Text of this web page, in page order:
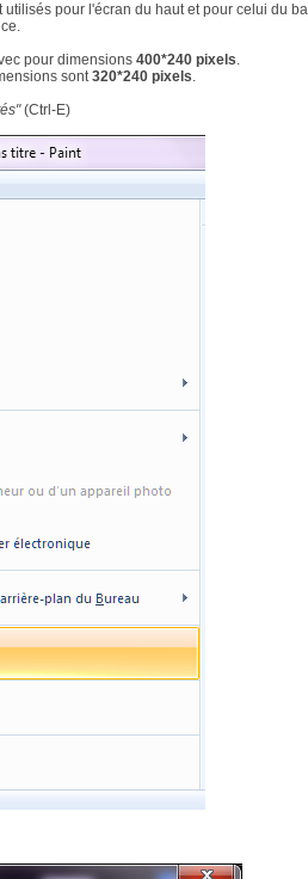
pour l'écran du haut et pour celui du
pour dimensions 400*240 pixels.
sont320*240 pixels.
(Ctrl-E)